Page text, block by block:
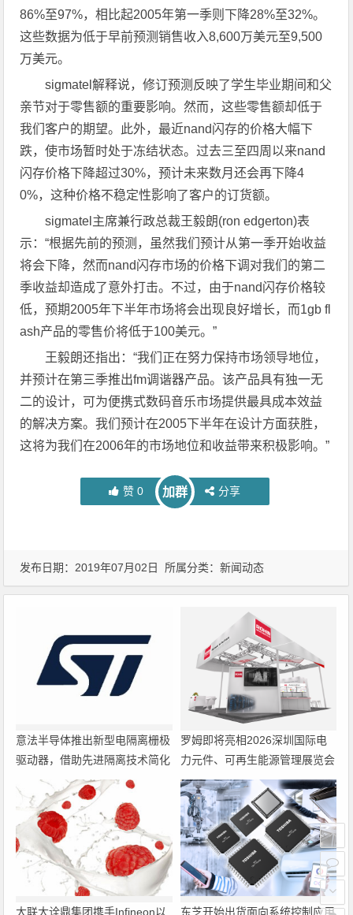
86%至97%，相比起2005年第一季则下降28%至32%。
这些数据为低于早前预测销售收入8,600万美元至9,500
万美元。
sigmatel解释说，修订预测反映了学生毕业期间和父
亲节对于零售额的重要影响。然而，这些零售额却低于
我们客户的期望。此外，最近nand闪存的价格大幅下
跌，使市场暂时处于冻结状态。过去三至四周以来nand
闪存价格下降超过30%，预计未来数月还会再下降4
0%，这种价格不稳定性影响了客户的订货额。
sigmatel主席兼行政总裁王毅朗(ron edgerton)表
示：“根据先前的预测，虽然我们预计从第一季开始收益
将会下降，然而nand闪存市场的价格下调对我们的第二
季收益却造成了意外打击。不过，由于nand闪存价格较
低，预期2005年下半年市场将会出现良好增长，而1gb fl
ash产品的零售价将低于100美元。”
王毅朗还指出：“我们正在努力保持市场领导地位，
并预计在第三季推出fm调谐器产品。该产品具有独一无
二的设计，可为便携式数码音乐市场提供最具成本效益
的解决方案。我们预计在2005下半年在设计方面获胜，
这将为我们在2006年的市场地位和收益带来积极影响。”
赞 0 加群 分享
发布日期：2019年07月02日 所属分类：新闻动态
意法半导体推出新型电隔离栅极
驱动器，借助先进隔离技术简化
电源设计
罗姆即将亮相2026深圳国际电
力元件、可再生能源管理展览会
暨研讨会
大联大诠鼎集团携手Infineon以 东芝开始出货面向系统控制应用